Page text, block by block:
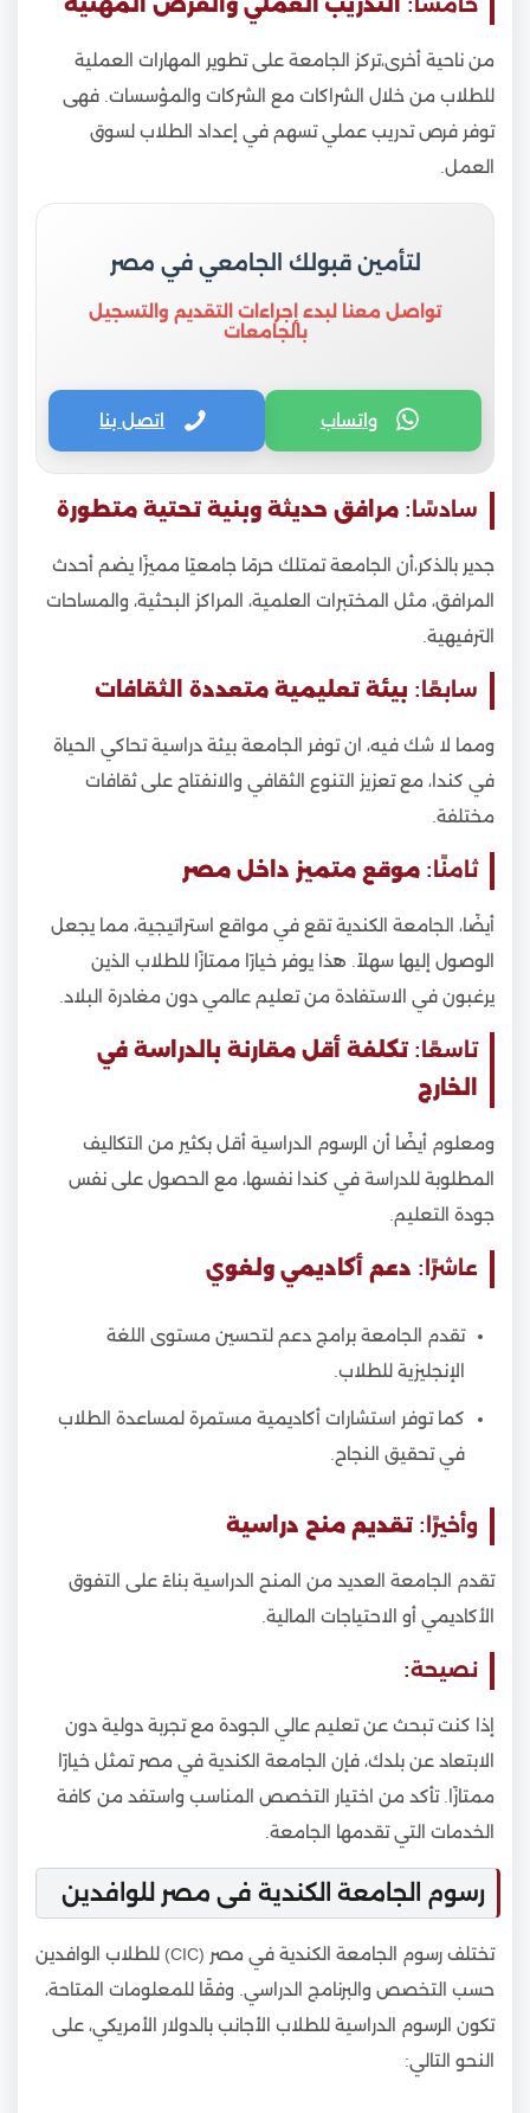
خامسًا: التدريب العملي والفرص المهنية
من ناحية أخرى،تركز الجامعة على تطوير المهارات العملية
للطلاب من خلال الشراكات مع الشركات والمؤسسات. فهى
توفر فرص تدريب عملي تسهم في إعداد الطلاب لسوق
العمل.
لتأمين قبولك الجامعي في مصر
تواصل معنا لبدء إجراءات التقديم والتسجيل
بالجامعات
واتساب اتصل بنا
سادسًا: مرافق حديثة وبنية تحتية متطورة
جدير بالذكر،أن الجامعة تمتلك حرمًا جامعيًا مميزًا يضم أحدث
المرافق، مثل المختبرات العلمية، المراكز البحثية، والمساحات
الترفيهية.
سابعًا: بيئة تعليمية متعددة الثقافات
ومما لا شك فيه، ان توفر الجامعة بيئة دراسية تحاكي الحياة
في كندا، مع تعزيز التنوع الثقافي والانفتاح على ثقافات
مختلفة.
ثامنًا: موقع متميز داخل مصر
أيضًا، الجامعة الكندية تقع في مواقع استراتيجية، مما يجعل
الوصول إليها سهلاً. هذا يوفر خيارًا ممتازًا للطلاب الذين
يرغبون في الاستفادة من تعليم عالمي دون مغادرة البلاد.
تاسعًا:تكلفة أقل مقارنة بالدراسة في
الخارج
ومعلوم أيضًا أن الرسوم الدراسية أقل بكثير من التكاليف
المطلوبة للدراسة في كندا نفسها، مع الحصول على نفس
جودة التعليم.
عاشرًا: دعم أكاديمي ولغوي
تقدم الجامعة برامج دعم لتحسين مستوى اللغة
الإنجليزية للطلاب.
كما توفر استشارات أكاديمية مستمرة لمساعدة الطلاب
في تحقيق النجاح.
وأخيرًا:تقديم منح دراسية
تقدم الجامعة العديد من المنح الدراسية بناءً على التفوق
الأكاديمي أو الاحتياجات المالية.
نصيحة:
إذا كنت تبحث عن تعليم عالي الجودة مع تجربة دولية دون
الابتعاد عن بلدك، فإن الجامعة الكندية في مصر تمثل خيارًا
ممتازًا. تأكد من اختيار التخصص المناسب واستفد من كافة
الخدمات التي تقدمها الجامعة.
رسوم الجامعة الكندية فى مصر للوافدين
تختلف رسوم الجامعة الكندية في مصر (CIC) للطلاب الوافدين
حسب التخصص والبرنامج الدراسي. وفقًا للمعلومات المتاحة،
تكون الرسوم الدراسية للطلاب الأجانب بالدولار الأمريكي، على
النحو التالي: